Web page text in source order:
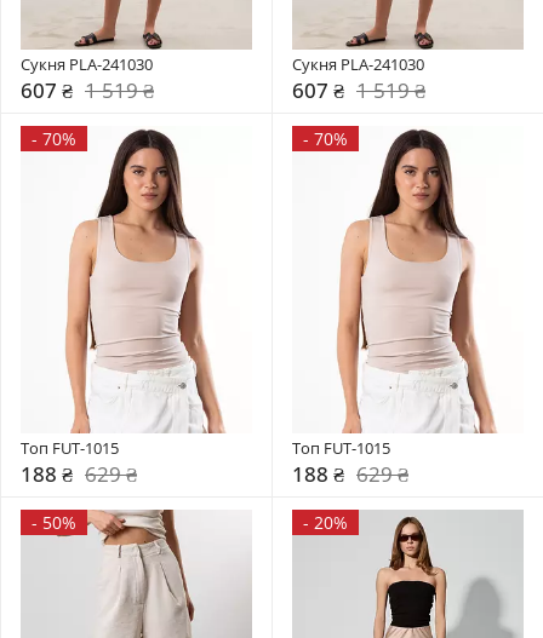
Сукня PLA-241030
607 ₴ 1 519 ₴
Сукня PLA-241030
607 ₴ 1 519 ₴
- 70%
Топ FUT-1015
188 ₴ 629 ₴
- 70%
Топ FUT-1015
188 ₴ 629 ₴
- 50% - 20%